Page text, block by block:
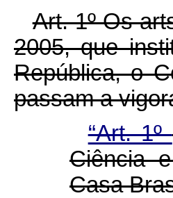
Art. 1º Os
2005, que
República, o
passam a
“Art. 1º
Ciência
Casa